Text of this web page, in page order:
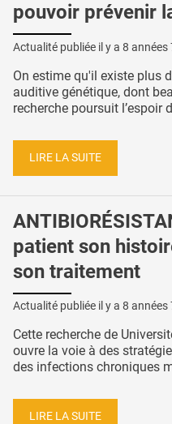
pouvoir prévenir
Actualité publiée il y a 8 années
On estime qu'il existe plus
auditive génétique, dont
recherche poursuit l’espoir
LIRE LA SUITE
patient son
son traitement
Actualité publiée il y a 8 années
Cette recherche de
ouvre la voie à des
des infections chroniques
LIRE LA SUITE